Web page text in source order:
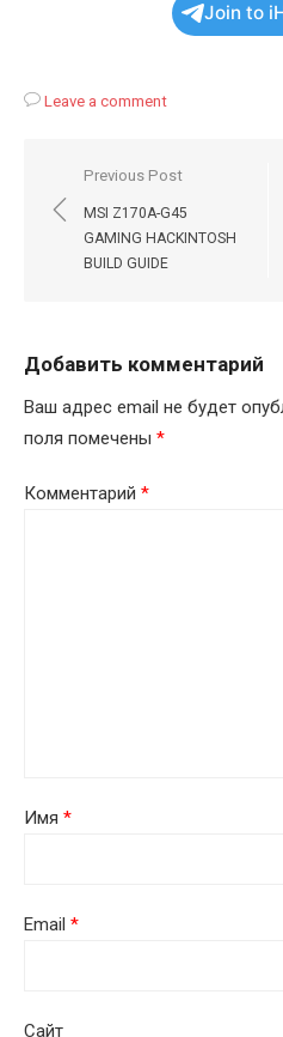
Join to
Leave a comment
Навигация
по
записям
Previous Post
MSI Z170A-G45
GAMING HACKINTOSH
BUILD GUIDE
Добавить комментарий
Ваш адрес email не будет
поля помечены *
Комментарий *
Имя *
Email *
Сайт